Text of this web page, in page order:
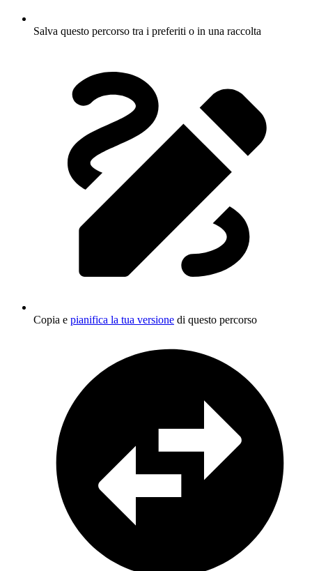
Salva questo percorso tra i preferiti o in una raccolta
Copia e pianifica la tua versione di questo percorso